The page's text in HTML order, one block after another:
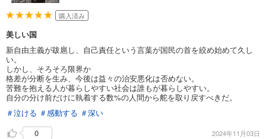
購入済み
美しい国
新自由主義が跋扈し、自己責任という言葉が国民の首を絞め始めて久し
い。
しかし、そろそろ限界か
格差が分断を生み、今後は益々の治安悪化は否めない。
苦難を抱える人が暮らしやすい社会は誰もが暮らしやすい。
自分の分け前だけに執着する数%の人間から舵を取り戻すべきだ。
＃泣ける ＃感動する ＃深い
0
2024年11月03日